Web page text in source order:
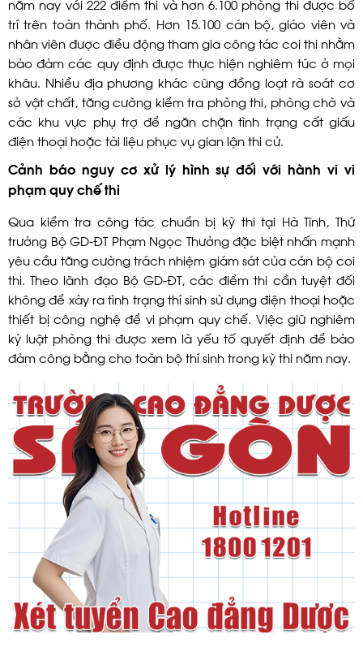
năm nay với 222 điểm thi và hơn 6.100 phòng thi được bố
trí trên toàn thành phố. Hơn 15.100 cán bộ, giáo viên và
nhân viên được điều động tham gia công tác coi thi nhằm
bảo đảm các quy định được thực hiện nghiêm túc ở mọi
khâu. Nhiều địa phương khác cũng đồng loạt rà soát cơ
sở vật chất, tăng cường kiểm tra phòng thi, phòng chờ và
các khu vực phụ trợ để ngăn chặn tình trạng cất giấu
điện thoại hoặc tài liệu phục vụ gian lận thi cử.
Cảnh báo nguy cơ xử lý hình sự đối với hành vi vi
phạm quy chế thi
Qua kiểm tra công tác chuẩn bị kỳ thi tại Hà Tĩnh, Thứ
trưởng Bộ GD-ĐT Phạm Ngọc Thưởng đặc biệt nhấn mạnh
yêu cầu tăng cường trách nhiệm giám sát của cán bộ coi
thi. Theo lãnh đạo Bộ GD-ĐT, các điểm thi cần tuyệt đối
không để xảy ra tình trạng thí sinh sử dụng điện thoại hoặc
thiết bị công nghệ để vi phạm quy chế. Việc giữ nghiêm
kỷ luật phòng thi được xem là yếu tố quyết định để bảo
đảm công bằng cho toàn bộ thí sinh trong kỳ thi năm nay.